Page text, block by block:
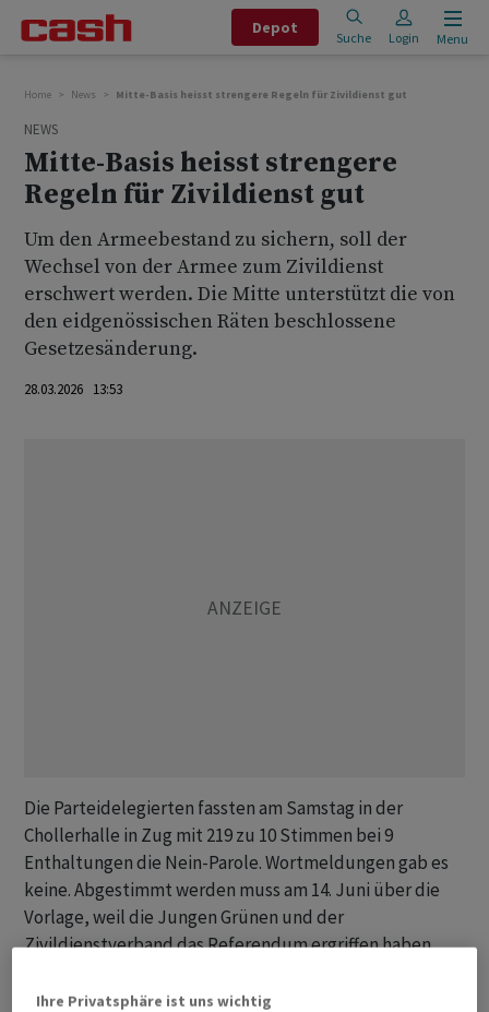
Depot
Suche Login Menu
Home News Mitte-Basis heisst strengere Regeln für Zivildienst gut
NEWS
Mitte-Basis heisst strengere
Regeln für Zivildienst gut
Um den Armeebestand zu sichern, soll der
Wechsel von der Armee zum Zivildienst
erschwert werden. Die Mitte unterstützt die von
den eidgenössischen Räten beschlossene
Gesetzesänderung.
28.03.2026 13:53
Die Parteidelegierten fassten am Samstag in der
Chollerhalle in Zug mit 219 zu 10 Stimmen bei 9
Enthaltungen die Nein-Parole. Wortmeldungen gab es
keine. Abgestimmt werden muss am 14. Juni über die
Vorlage, weil die Jungen Grünen und der
Zivildienstverband das Referendum ergriffen haben.
Die Zahl der Zivildienstleistenden erreichte 2025 einen
Ihre Privatsphäre ist uns wichtig